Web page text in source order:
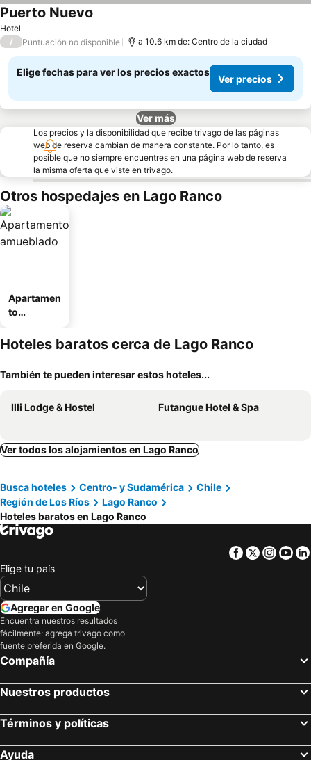
Hotel
Puerto Nuevo
/ Puntuación no disponible a 10.6 km de: Centro de la ciudad
Elige fechas para ver los precios exactos
Ver precios
Ver más
Los precios y la disponibilidad que recibe trivago de las páginas
web de reserva cambian de manera constante. Por lo tanto, es
posible que no siempre encuentres en una página web de reserva
la misma oferta que viste en trivago.
Otros hospedajes en Lago Ranco
Apartamen
to
o
Hoteles baratos cerca de Lago Ranco
También te pueden interesar estos hoteles...
Illi Lodge & Hostel Futangue Hotel & Spa
Ver todos los alojamientos en Lago Ranco
Busca hoteles Centro- y Sudamérica
Chile
Región de Los Ríos
Lago Ranco
Hoteles baratos en Lago Ranco
Facebook
Twitter
Elige tu país
Agregar en Google
Encuentra nuestros resultados
fácilmente: agrega trivago como
fuente preferida en Google.
Compañía
Nuestros productos
Términos y políticas
Ayuda